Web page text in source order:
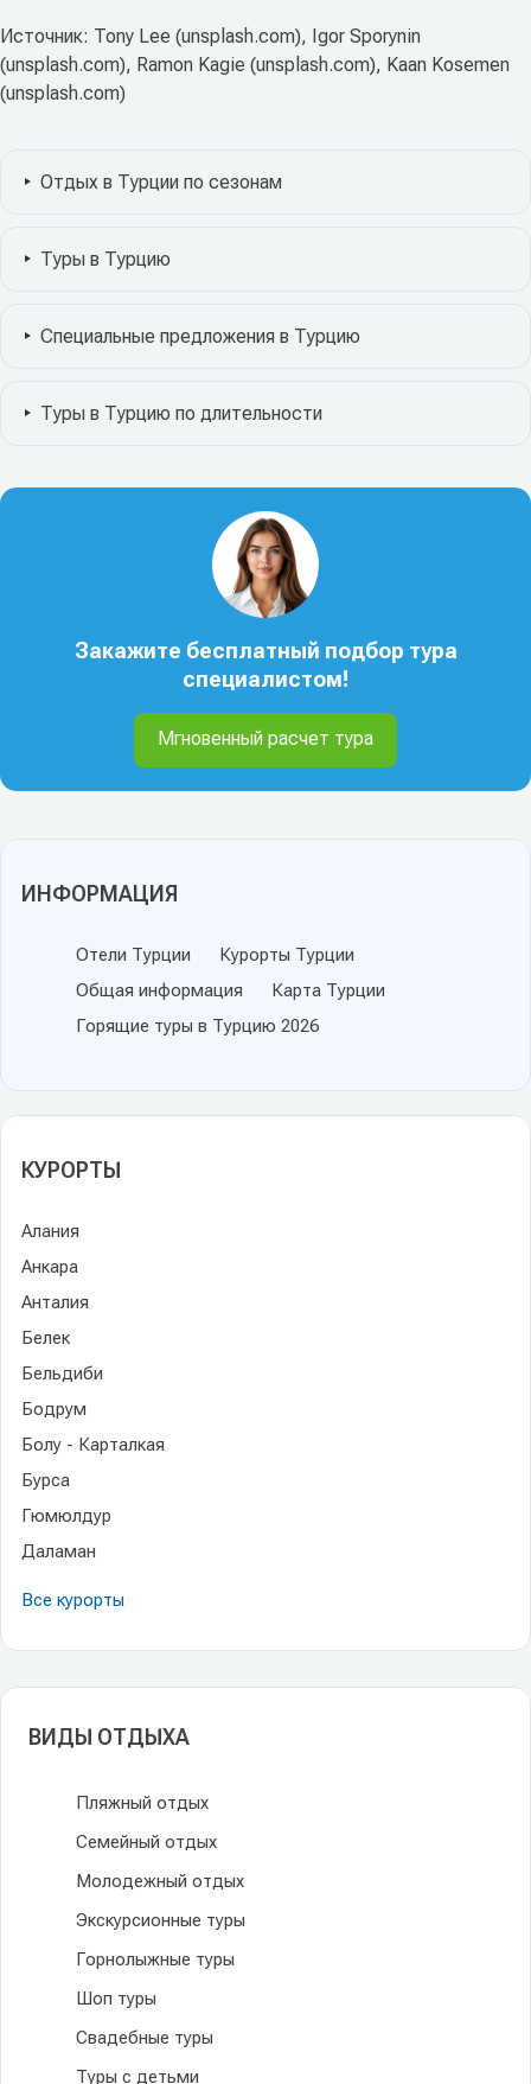
ИНФОРМАЦИЯ
Отели Турции
Курорты Турции
Общая информация
Карта Турции
Горящие туры в Турцию 2026
КУРОРТЫ
Алания
Анкара
Анталия
Белек
Бельдиби
Бодрум
Болу - Карталкая
Бурса
Гюмюлдур
Даламан
Все курорты
ВИДЫ ОТДЫХА
Пляжный отдых
Семейный отдых
Молодежный отдых
Экскурсионные туры
Горнолыжные туры
Шоп туры
Свадебные туры
Туры с детьми
Источник: Tony Lee (unsplash.com), Igor Sporynin
(unsplash.com), Ramon Kagie (unsplash.com), Kaan Kosemen
(unsplash.com)
Отдых в Турции по сезонам
Туры в Турцию
Специальные предложения в Турцию
Туры в Турцию по длительности
Закажите бесплатный подбор тура
специалистом!
Мгновенный расчет тура